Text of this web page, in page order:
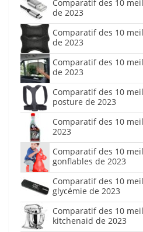
Comparatif des 10
de 2023
Comparatif des 10
de 2023
Comparatif des 10
de 2023
Comparatif des 10
posture de 2023
Comparatif des 10
2023
Comparatif des 10
gonflables de 2023
Comparatif des 10
glycémie de 2023
Comparatif des 10
kitchenaid de 2023